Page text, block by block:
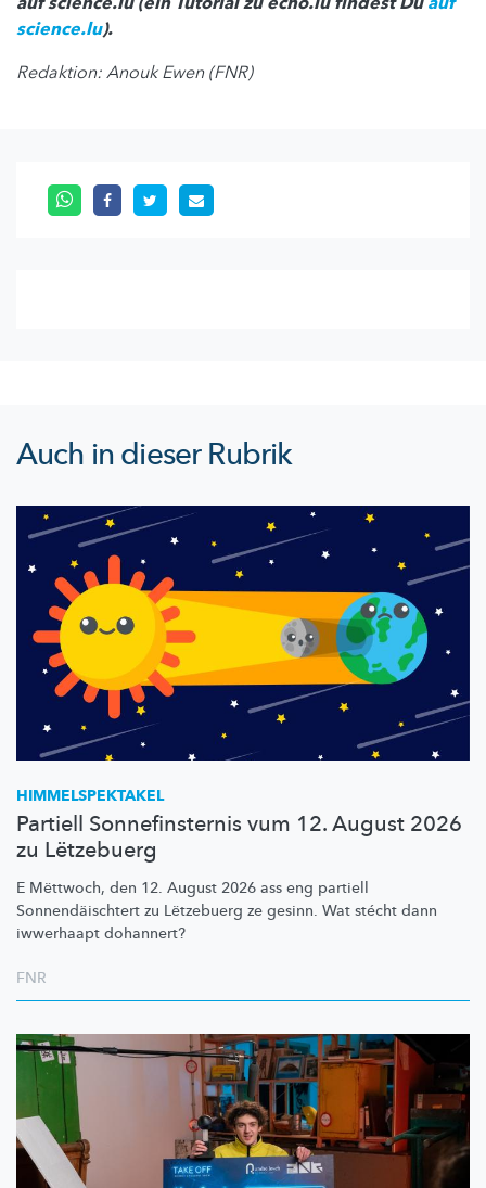
science.lu).
Redaktion: Anouk Ewen (FNR)
Auch in dieser Rubrik
HIMMELSPEKTAKEL
Partiell Sonnefinsternis vum 12. August 2026
zu Lëtzebuerg
E Mëttwoch, den 12. August 2026 ass eng partiell
Sonnendäischtert zu Lëtzebuerg ze gesinn. Wat stécht dann
iwwerhaapt dohannert?
FNR